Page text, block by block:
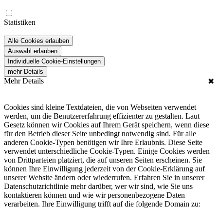
Statistiken
Alle Cookies erlauben
Auswahl erlauben
Individuelle Cookie-Einstellungen
mehr Details
Mehr Details ✖
Cookies sind kleine Textdateien, die von Webseiten verwendet
werden, um die Benutzererfahrung effizienter zu gestalten. Laut
Gesetz können wir Cookies auf Ihrem Gerät speichern, wenn diese
für den Betrieb dieser Seite unbedingt notwendig sind. Für alle
anderen Cookie-Typen benötigen wir Ihre Erlaubnis. Diese Seite
verwendet unterschiedliche Cookie-Typen. Einige Cookies werden
von Drittparteien platziert, die auf unseren Seiten erscheinen. Sie
können Ihre Einwilligung jederzeit von der Cookie-Erklärung auf
unserer Website ändern oder wiederrufen. Erfahren Sie in unserer
Datenschutzrichtlinie mehr darüber, wer wir sind, wie Sie uns
kontaktieren können und wie wir personenbezogene Daten
verarbeiten. Ihre Einwilligung trifft auf die folgende Domain zu: